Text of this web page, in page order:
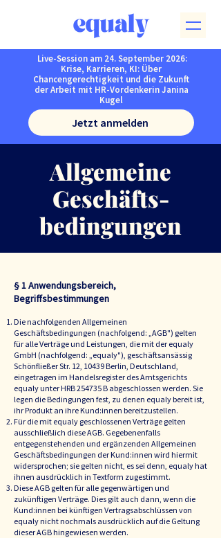
Live-Session am 24. September 2026:
Krise, Karrieren, KI: Über
Chancengerechtigkeit und die Zukunft
der Arbeit mit HR-Vordenkerin Janina
Kugel
Jetzt anmelden
Allgemeine
Geschäfts­
bedingungen
§ 1 Anwendungsbereich,
Begriffsbestimmungen
Die nachfolgenden Allgemeinen
Geschäftsbedingungen (nachfolgend: „AGB") gelten
für alle Verträge und Leistungen, die mit der equaly
GmbH (nachfolgend: „equaly"), geschäftsansässig
Schönfließer Str. 12, 10439 Berlin, Deutschland,
eingetragen im Handelsregister des Amtsgerichts
equaly unter HRB 254735 B abgeschlossen werden. Sie
legen die Bedingungen fest, zu denen equaly bereit ist,
ihr Produkt an ihre Kund:innen bereitzustellen.
Für die mit equaly geschlossenen Verträge gelten
ausschließlich diese AGB. Gegebenenfalls
entgegenstehenden und ergänzenden Allgemeinen
Geschäftsbedingungen der Kund:innen wird hiermit
widersprochen; sie gelten nicht, es sei denn, equaly hat
ihnen ausdrücklich in Textform zugestimmt.
Diese AGB gelten für alle gegenwärtigen und
zukünftigen Verträge. Dies gilt auch dann, wenn die
Kund:innen bei künftigen Vertragsabschlüssen von
equaly nicht nochmals ausdrücklich auf die Geltung
dieser AGB hingewiesen werden.